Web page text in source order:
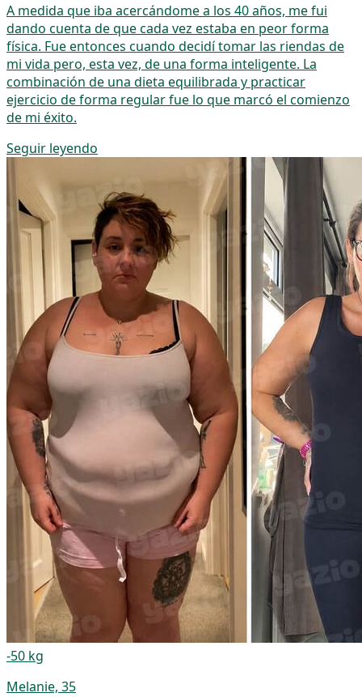
A medida que iba acercándome a los 40 años, me fui
dando cuenta de que cada vez estaba en peor forma
física. Fue entonces cuando decidí tomar las riendas de
mi vida pero, esta vez, de una forma inteligente. La
combinación de una dieta equilibrada y practicar
ejercicio de forma regular fue lo que marcó el comienzo
de mi éxito.
Seguir leyendo
-50 kg
Melanie, 35